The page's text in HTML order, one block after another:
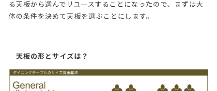
る天板から選んでリユースすることになったので、まずは大
体の条件を決めて天板を選ぶことにします。
天板の形とサイズは？